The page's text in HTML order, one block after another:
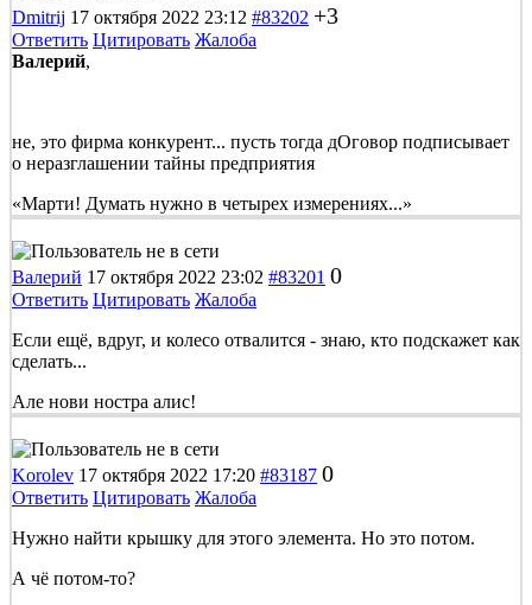
Dmitrij 17 октября 2022 23:12 #83202 +3
Ответить Цитировать Жалоба
Валерий,
не, это фирма конкурент... пусть тогда дОговор подписывает
о неразглашении тайны предприятия
«Марти! Думать нужно в четырех измерениях...»
Валерий 17 октября 2022 23:02 #83201 0
Ответить Цитировать Жалоба
Если ещё, вдруг, и колесо отвалится - знаю, кто подскажет как
сделать...
Але нови ностра алис!
Korolev 17 октября 2022 17:20 #83187 0
Ответить Цитировать Жалоба
Нужно найти крышку для этого элемента. Но это потом.
А чё потом-то?